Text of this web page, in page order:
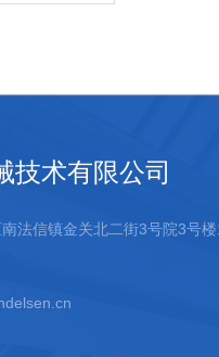
技术有限公司
法信镇金关北二街3号院3号楼